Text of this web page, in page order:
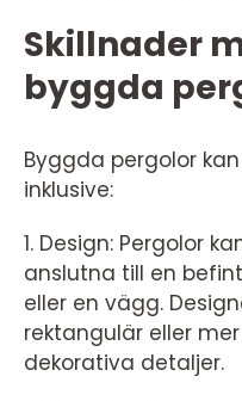
Skillnader
byggda
Byggda pergolor
inklusive:
1. Design: Pergolor
anslutna till en
eller en vägg.
rektangulär eller
dekorativa detaljer.